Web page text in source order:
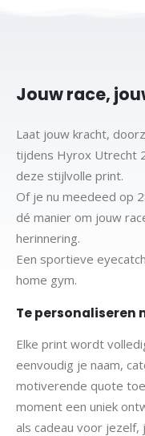
Jouw race,
Laat jouw kracht,
tijdens Hyrox Utrecht
deze stijlvolle print.
Of je nu meedeed op
dé manier om jouw
herinnering.
Een sportieve
home gym.
Te personaliseren
Elke print wordt
eenvoudig je naam,
motiverende quote
moment een uniek
als cadeau voor